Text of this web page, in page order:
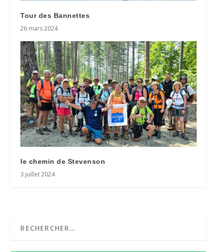
Tour des Bannettes
26 mars 2024
le chemin de Stevenson
3 juillet 2024